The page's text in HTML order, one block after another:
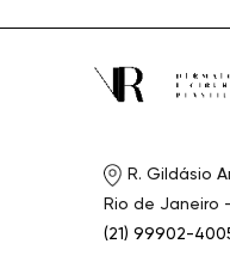
de
R. Gildásio
Rio de Janeiro
(21) 99902-